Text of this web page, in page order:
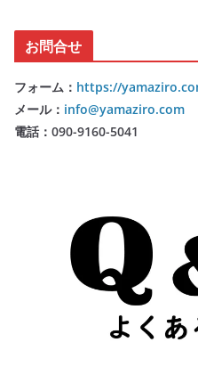
お問合せ
フォーム： https://
メール： info@yamaziro.com
電話：090-9160-5041